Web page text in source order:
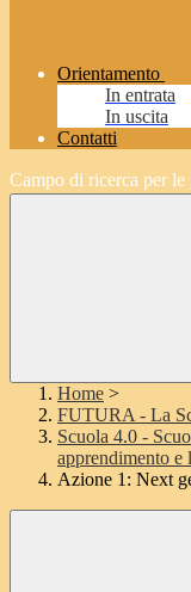
Orientamento
In entrata
In uscita
Contatti
Campo di ricerca per le
Home >
FUTURA - La
Scuola 4.0 -
apprendimento e
Azione 1: Next